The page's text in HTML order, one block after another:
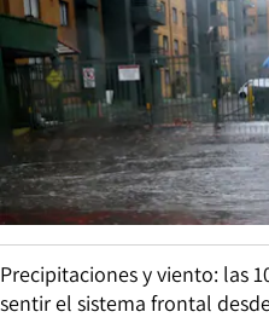
Precipitaciones y viento: las
sentir el sistema frontal